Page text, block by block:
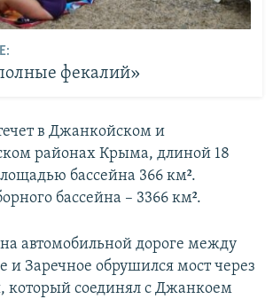
фекалий»
в Джанкойском и
районах Крыма, длиной 18
бассейна 366 км².
бассейна – 3366 км².
автомобильной дороге между
и Заречное обрушился мост через
который соединял с Джанкоем